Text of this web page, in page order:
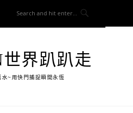
世界趴趴走
水~用快門捕捉瞬間永恆